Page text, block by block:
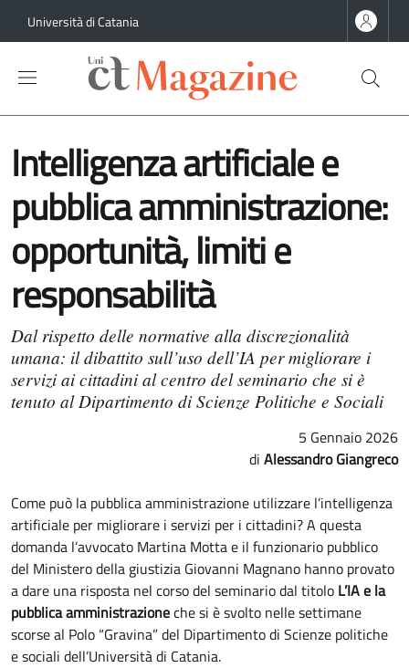
Università di Catania
Intelligenza artificiale e
pubblica amministrazione:
opportunità, limiti e
responsabilità
Dal rispetto delle normative alla discrezionalità
umana: il dibattito sull’uso dell’IA per migliorare i
servizi ai cittadini al centro del seminario che si è
tenuto al Dipartimento di Scienze Politiche e Sociali
5 Gennaio 2026
Alessandro Giangreco
Come può la pubblica amministrazione utilizzare l’intelligenza
artificiale per migliorare i servizi per i cittadini? A questa
domanda l’avvocato Martina Motta e il funzionario pubblico
del Ministero della giustizia Giovanni Magnano hanno provato
a dare una risposta nel corso del seminario dal titolo L’IA e la
pubblica amministrazioneche si è svolto nelle settimane
scorse al Polo “Gravina” del Dipartimento di Scienze politiche
e sociali dell’Università di Catania.